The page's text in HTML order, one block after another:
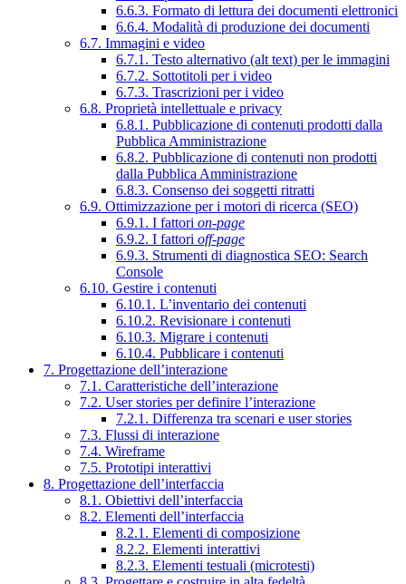
6.6.3. Formato di lettura dei documenti elettronici
6.6.4. Modalità di produzione dei documenti
6.7. Immagini e video
6.7.1. Testo alternativo (alt text) per le immagini
6.7.2. Sottotitoli per i video
6.7.3. Trascrizioni per i video
6.8. Proprietà intellettuale e privacy
6.8.1. Pubblicazione di contenuti prodotti dalla
Pubblica Amministrazione
6.8.2. Pubblicazione di contenuti non prodotti
dalla Pubblica Amministrazione
6.8.3. Consenso dei soggetti ritratti
6.9. Ottimizzazione per i motori di ricerca (SEO)
6.9.1. I fattori on-page
6.9.2. I fattori off-page
6.9.3. Strumenti di diagnostica SEO: Search
Console
6.10. Gestire i contenuti
6.10.1. L’inventario dei contenuti
6.10.2. Revisionare i contenuti
6.10.3. Migrare i contenuti
6.10.4. Pubblicare i contenuti
7. Progettazione dell’interazione
7.1. Caratteristiche dell’interazione
7.2. User stories per definire l’interazione
7.2.1. Differenza tra scenari e user stories
7.3. Flussi di interazione
7.4. Wireframe
7.5. Prototipi interattivi
8. Progettazione dell’interfaccia
8.1. Obiettivi dell’interfaccia
8.2. Elementi dell’interfaccia
8.2.1. Elementi di composizione
8.2.2. Elementi interattivi
8.2.3. Elementi testuali (microtesti)